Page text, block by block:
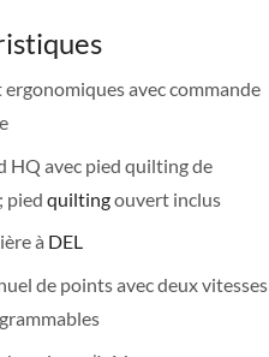
ergonomiques avec commande
HQ avec pied quilting de
pied quiltingouvert inclus
à DEL
de points avec deux vitesses